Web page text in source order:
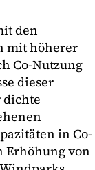
den
mit höherer
Co-Nutzung
dieser
dichte
in Co-
Erhöhung von